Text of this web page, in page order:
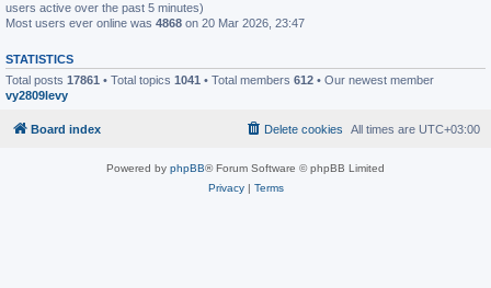
users active over the past 5 minutes)
Most users ever online was 4868 on 20 Mar 2026, 23:47
STATISTICS
Total posts 17861 • Total topics 1041 • Total members 612 • Our newest member
vy2809levy
Board index All times are UTC+03:00
Delete cookies
Powered by phpBB® Forum Software © phpBB Limited
Privacy| Terms